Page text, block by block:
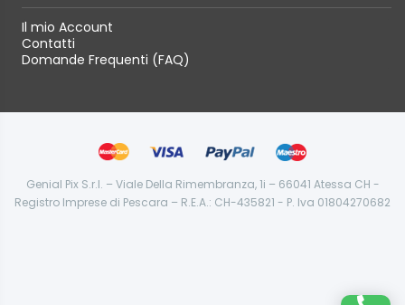
Il mio Account
Contatti
Domande Frequenti (FAQ)
Genial Pix S.r.l. – Viale Della Rimembranza, 1i – 66041 Atessa CH -
Registro Imprese di Pescara – R.E.A.: CH-435821 - P. Iva 01804270682